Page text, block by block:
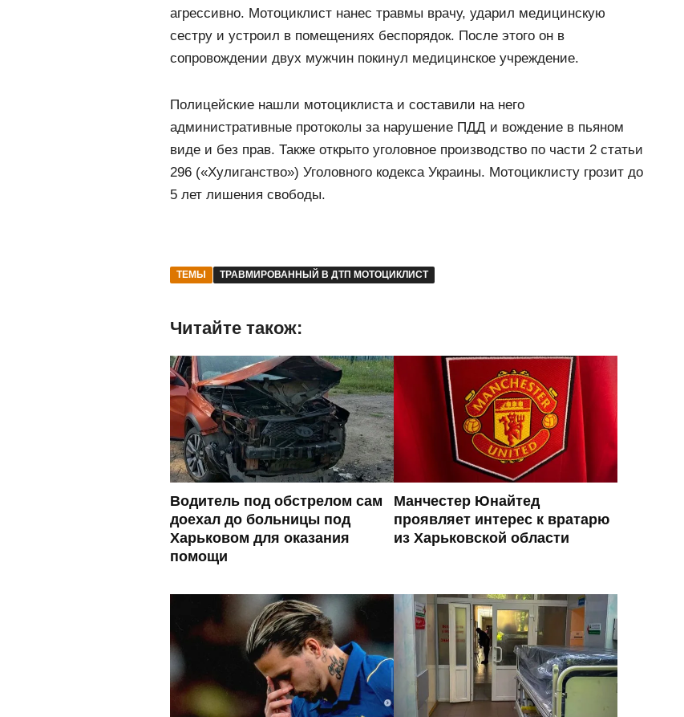
агрессивно. Мотоциклист нанес травмы врачу, ударил медицинскую
сестру и устроил в помещениях беспорядок. После этого он в
сопровождении двух мужчин покинул медицинское учреждение.
Полицейские нашли мотоциклиста и составили на него
административные протоколы за нарушение ПДД и вождение в пьяном
виде и без прав. Также открыто уголовное производство по части 2 статьи
296 («Хулиганство») Уголовного кодекса Украины. Мотоциклисту грозит до
5 лет лишения свободы.
ТЕМЫ ТРАВМИРОВАННЫЙ В ДТП МОТОЦИКЛИСТ
Читайте також:
Водитель под обстрелом сам
доехал до больницы под
Харьковом для оказания
помощи
Манчестер Юнайтед
проявляет интерес к вратарю
из Харьковской области